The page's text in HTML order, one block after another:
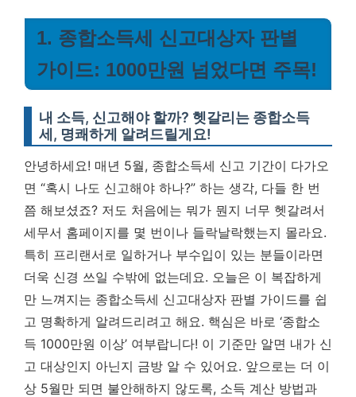
1. 종합소득세 신고대상자 판별
가이드: 1000만원 넘었다면 주목!
내 소득, 신고해야 할까? 헷갈리는 종합소득
세, 명쾌하게 알려드릴게요!
안녕하세요! 매년 5월, 종합소득세 신고 기간이 다가오
면 “혹시 나도 신고해야 하나?” 하는 생각, 다들 한 번
쯤 해보셨죠? 저도 처음에는 뭐가 뭔지 너무 헷갈려서
세무서 홈페이지를 몇 번이나 들락날락했는지 몰라요.
특히 프리랜서로 일하거나 부수입이 있는 분들이라면
더욱 신경 쓰일 수밖에 없는데요. 오늘은 이 복잡하게
만 느껴지는 종합소득세 신고대상자 판별 가이드를 쉽
고 명확하게 알려드리려고 해요. 핵심은 바로 ‘종합소
득 1000만원 이상’ 여부랍니다! 이 기준만 알면 내가 신
고 대상인지 아닌지 금방 알 수 있어요. 앞으로는 더 이
상 5월만 되면 불안해하지 않도록, 소득 계산 방법과